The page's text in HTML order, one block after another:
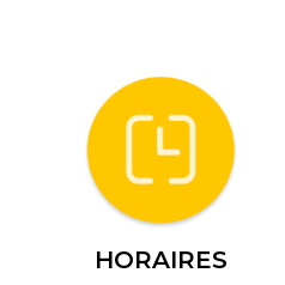
HORAIRES